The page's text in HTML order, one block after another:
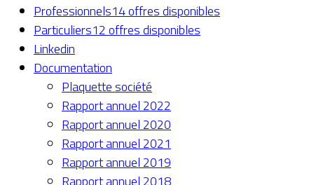
Professionnels14 offres disponibles
Particuliers12 offres disponibles
Linkedin
Documentation
Plaquette société
Rapport annuel 2022
Rapport annuel 2020
Rapport annuel 2021
Rapport annuel 2019
Rapport annuel 2018